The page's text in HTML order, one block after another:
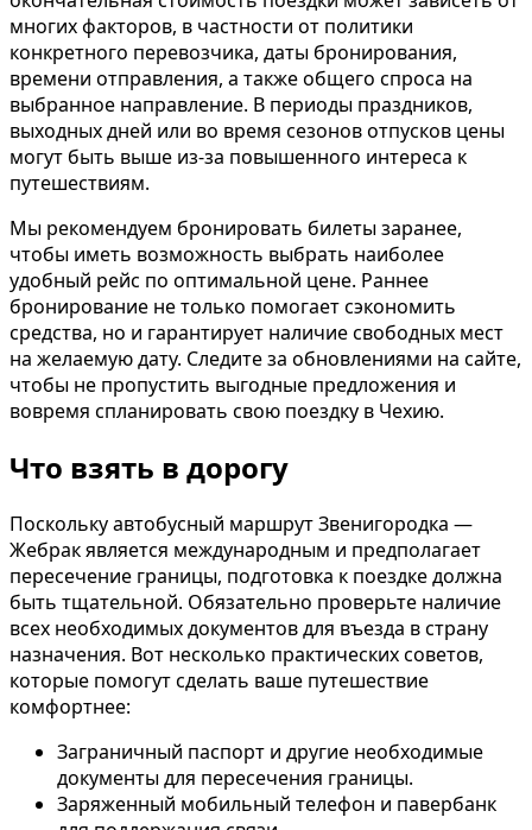
многих факторов, в частности от политики
конкретного перевозчика, даты бронирования,
времени отправления, а также общего спроса на
выбранное направление. В периоды праздников,
выходных дней или во время сезонов отпусков цены
могут быть выше из-за повышенного интереса к
путешествиям.
Мы рекомендуем бронировать билеты заранее,
чтобы иметь возможность выбрать наиболее
удобный рейс по оптимальной цене. Раннее
бронирование не только помогает сэкономить
средства, но и гарантирует наличие свободных мест
на желаемую дату. Следите за обновлениями на сайте,
чтобы не пропустить выгодные предложения и
вовремя спланировать свою поездку в Чехию.
Что взять в дорогу
Поскольку автобусный маршрут Звенигородка —
Жебрак является международным и предполагает
пересечение границы, подготовка к поездке должна
быть тщательной. Обязательно проверьте наличие
всех необходимых документов для въезда в страну
назначения. Вот несколько практических советов,
которые помогут сделать ваше путешествие
комфортнее:
Заграничный паспорт и другие необходимые
документы для пересечения границы.
Заряженный мобильный телефон и павербанк